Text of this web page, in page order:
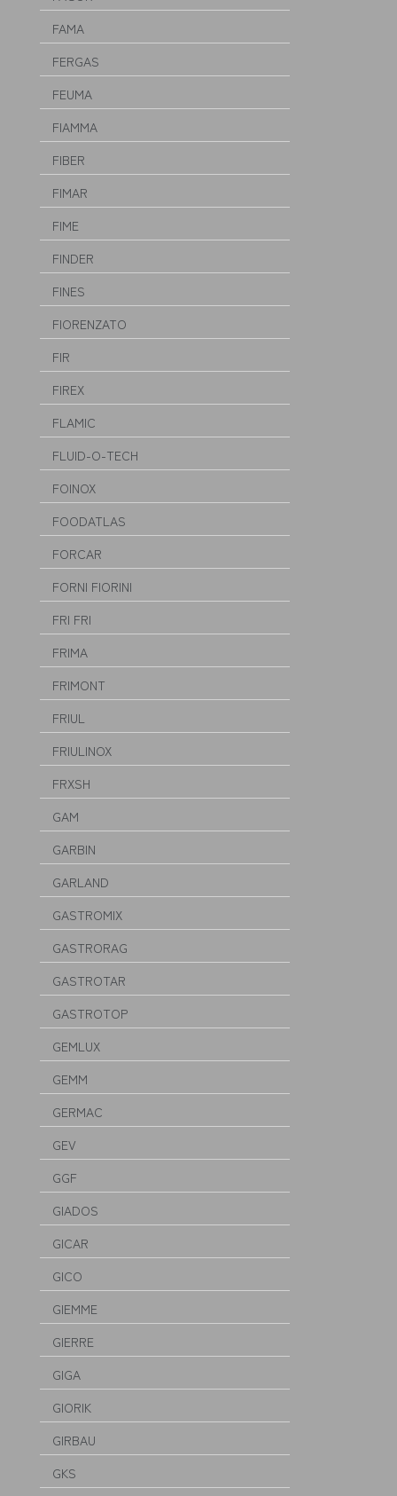
FAMA
FERGAS
FEUMA
FIAMMA
FIBER
FIMAR
FIME
FINDER
FINES
FIORENZATO
FIR
FIREX
FLAMIC
FLUID-O-TECH
FOINOX
FOODATLAS
FORCAR
FORNI FIORINI
FRI FRI
FRIMA
FRIMONT
FRIUL
FRIULINOX
FRXSH
GAM
GARBIN
GARLAND
GASTROMIX
GASTRORAG
GASTROTAR
GASTROTOP
GEMLUX
GEMM
GERMAC
GEV
GGF
GIADOS
GICAR
GICO
GIEMME
GIERRE
GIGA
GIORIK
GIRBAU
GKS